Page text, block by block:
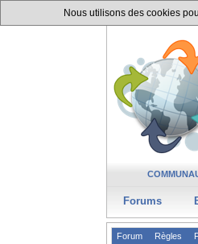
Nous utilisons des cookies
Forums
Forum Règles